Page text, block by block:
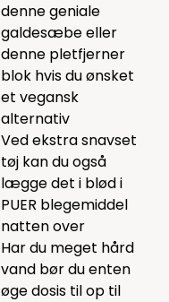
dennegeniale
galdesæbe eller
denne pletfjerner
blok hvis du ønsket
et vegansk
alternativ
Ved ekstra snavset
tøj kan du også
lægge det i blød i
PUER blegemiddel
natten over
Har du meget hård
vand bør du enten
øge dosis til op til